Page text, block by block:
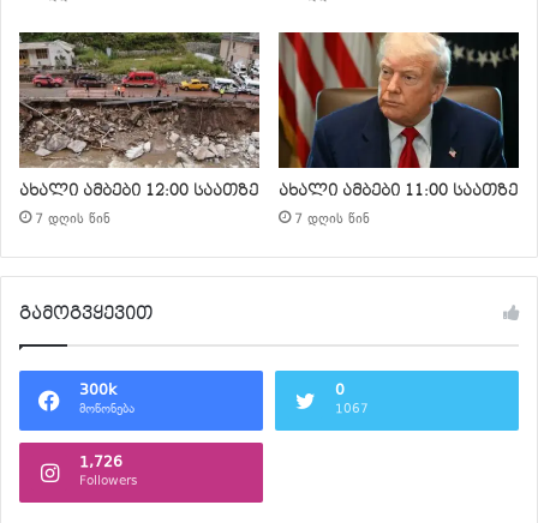
ახალი ამბები 12:00 საათზე
7 დღის წინ
ახალი ამბები 11:00 საათზე
7 დღის წინ
გამოგვყევით
300k
მოწონება
0
1067
1,726
Followers